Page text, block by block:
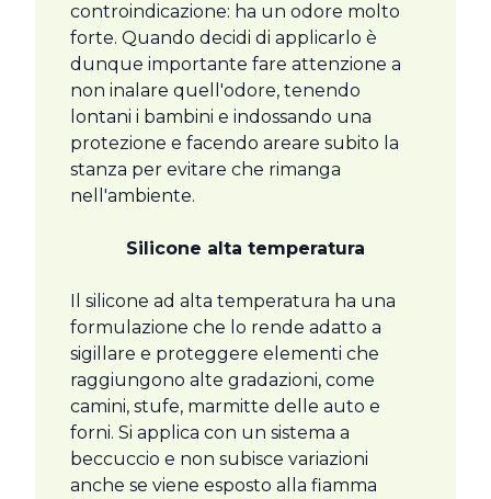
controindicazione: ha un odore molto
forte. Quando decidi di applicarlo è
dunque importante fare attenzione a
non inalare quell'odore, tenendo
lontani i bambini e indossando una
protezione e facendo areare subito la
stanza per evitare che rimanga
nell'ambiente.
Silicone alta temperatura
Il silicone ad alta temperatura ha una
formulazione che lo rende adatto a
sigillare e proteggere elementi che
raggiungono alte gradazioni, come
camini, stufe, marmitte delle auto e
forni. Si applica con un sistema a
beccuccio e non subisce variazioni
anche se viene esposto alla fiamma